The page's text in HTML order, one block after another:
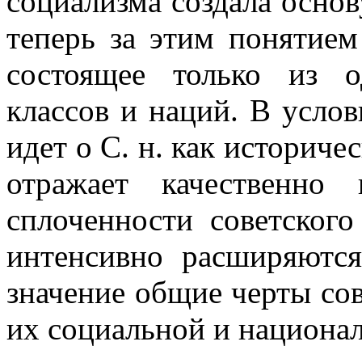
теперь за этим
состоящее только из
классов и наций. В
идет о С. н. как
отражает
сплоченности
интенсивно
значение общие черты
их социальной и